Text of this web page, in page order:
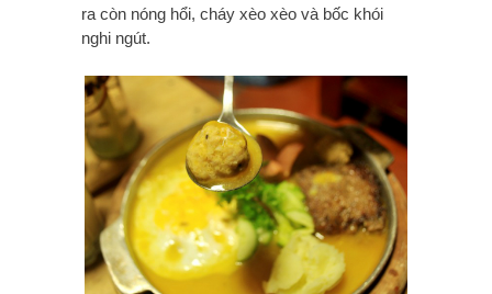
ra còn nóng hổi, cháy xèo xèo và bốc khói
nghi ngút.